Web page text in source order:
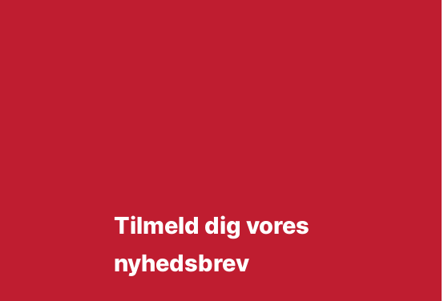
Tilmeld dig vores
nyhedsbrev